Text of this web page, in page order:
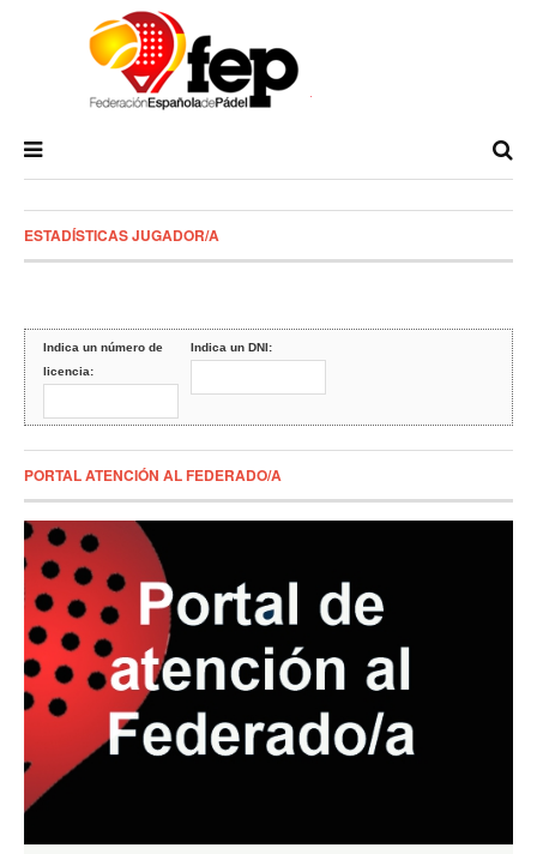
ESTADÍSTICAS JUGADOR/A
Indica un número de
licencia:
Indica un DNI:
PORTAL ATENCIÓN AL FEDERADO/A